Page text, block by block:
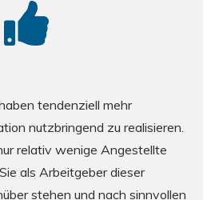
tendenziell mehr
nutzbringend zu realisieren.
relativ wenige Angestellte
als Arbeitgeber dieser
stehen und nach sinnvollen